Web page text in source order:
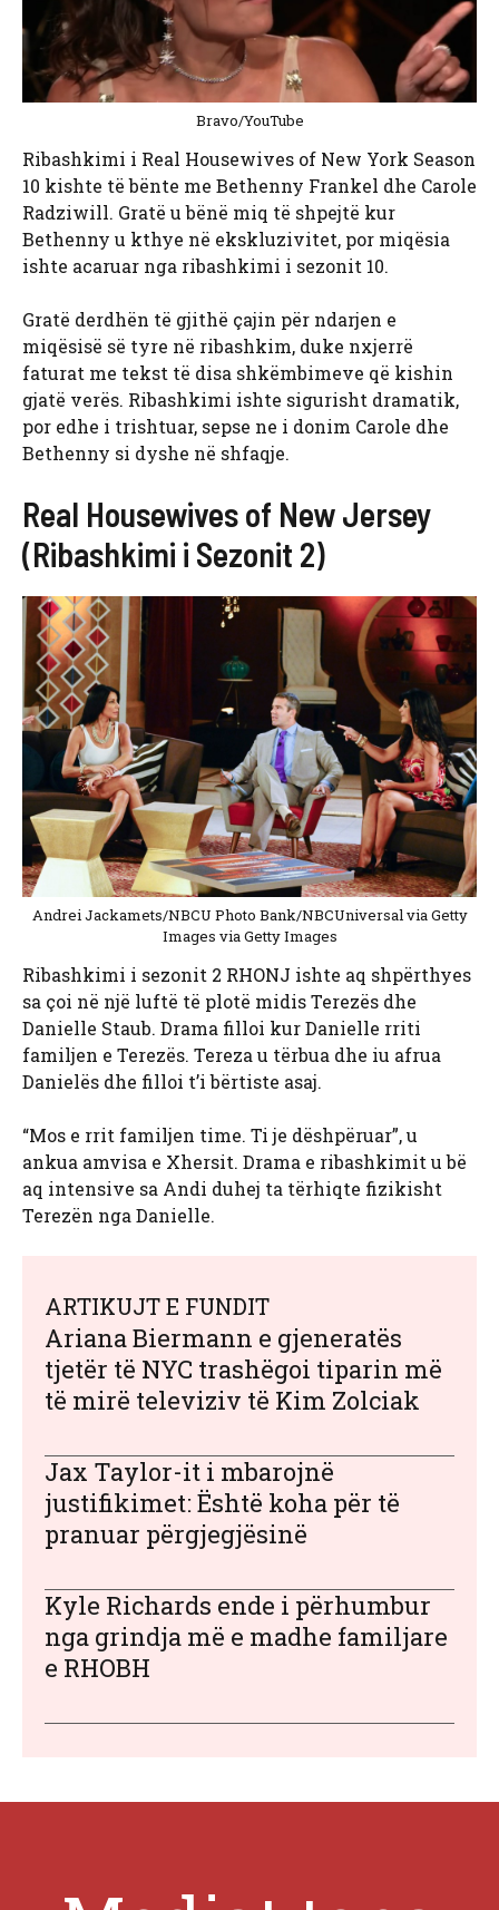
Bravo/YouTube
Ribashkimi i Real Housewives of New York Season
10 kishte të bënte me Bethenny Frankel dhe Carole
Radziwill. Gratë u bënë miq të shpejtë kur
Bethenny u kthye në ekskluzivitet, por miqësia
ishte acaruar nga ribashkimi i sezonit 10.
Gratë derdhën të gjithë çajin për ndarjen e
miqësisë së tyre në ribashkim, duke nxjerrë
faturat me tekst të disa shkëmbimeve që kishin
gjatë verës. Ribashkimi ishte sigurisht dramatik,
por edhe i trishtuar, sepse ne i donim Carole dhe
Bethenny si dyshe në shfaqje.
Real Housewives of New Jersey
(Ribashkimi i Sezonit 2)
Andrei Jackamets/NBCU Photo Bank/NBCUniversal via Getty
Images via Getty Images
Ribashkimi i sezonit 2 RHONJ ishte aq shpërthyes
sa çoi në një luftë të plotë midis Terezës dhe
Danielle Staub. Drama filloi kur Danielle rriti
familjen e Terezës. Tereza u tërbua dhe iu afrua
Danielës dhe filloi t’i bërtiste asaj.
“Mos e rrit familjen time. Ti je dëshpëruar”, u
ankua amvisa e Xhersit. Drama e ribashkimit u bë
aq intensive sa Andi duhej ta tërhiqte fizikisht
Terezën nga Danielle.
ARTIKUJT E FUNDIT
Ariana Biermann e gjeneratës
tjetër të NYC trashëgoi tiparin më
të mirë televiziv të Kim Zolciak
Jax Taylor-it i mbarojnë
justifikimet: Është koha për të
pranuar përgjegjësinë
Kyle Richards ende i përhumbur
nga grindja më e madhe familjare
e RHOBH